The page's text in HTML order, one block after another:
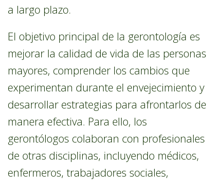
a largo plazo.
El objetivo principal de la gerontología es
mejorar la calidad de vida de las personas
mayores, comprender los cambios que
experimentan durante el envejecimiento y
desarrollar estrategias para afrontarlos de
manera efectiva. Para ello, los
gerontólogos colaboran con profesionales
de otras disciplinas, incluyendo médicos,
enfermeros, trabajadores sociales,